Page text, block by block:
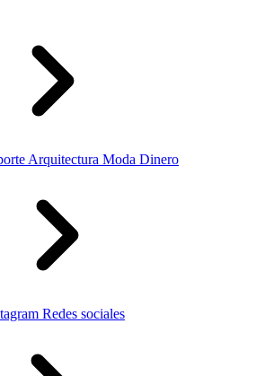
Arquitectura Moda Dinero
Redes sociales